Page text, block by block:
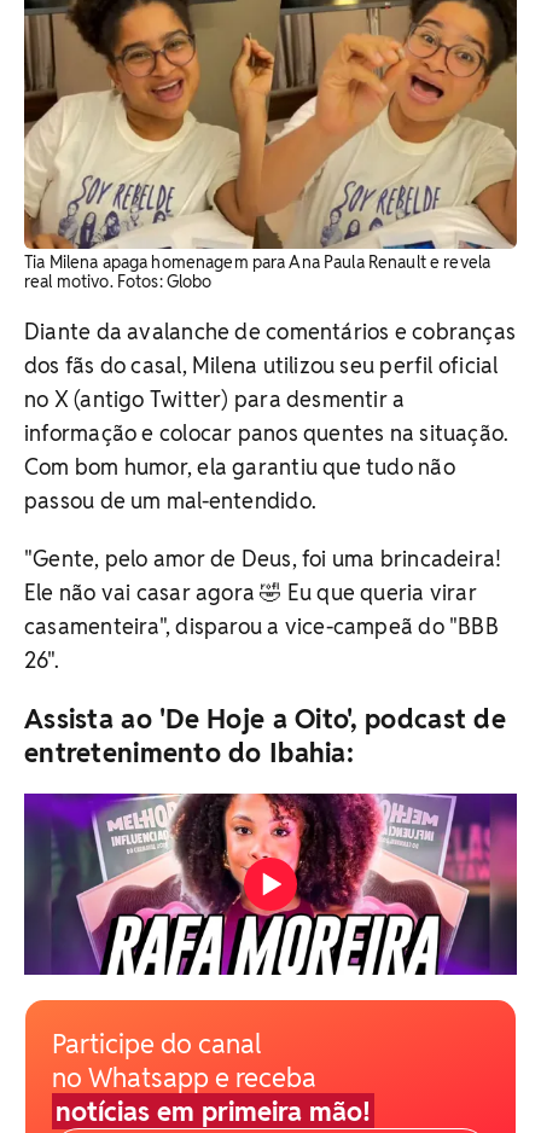
Tia Milena apaga homenagem para Ana Paula Renault e revela
real motivo. Fotos: Globo
Diante da avalanche de comentários e cobranças
dos fãs do casal, Milena utilizou seu perfil oficial
no X (antigo Twitter) para desmentir a
informação e colocar panos quentes na situação.
Com bom humor, ela garantiu que tudo não
passou de um mal-entendido.
"Gente, pelo amor de Deus, foi uma brincadeira!
Ele não vai casar agora 🤣 Eu que queria virar
casamenteira", disparou a vice-campeã do "BBB
26".
Assista ao 'De Hoje a Oito', podcast de
entretenimento do Ibahia:
Participe do canal
no Whatsapp e receba
notícias em primeira mão!